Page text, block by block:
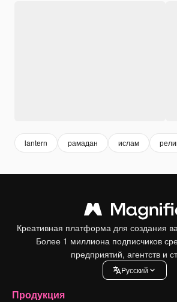
lantern рамадан ислам
Креативная платформа для создания
Более 1 миллиона подписчиков
предприятий, агентств и
Pусский
Продукция